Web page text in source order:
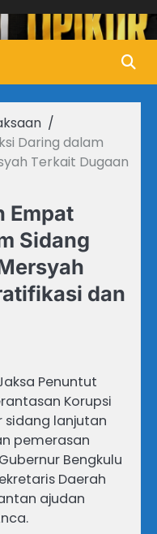
Daring dalam
Terkait Dugaan
Empat
Sidang
dan
Penuntut
Korupsi
sidang lanjutan
pemerasan
Bengkulu
Daerah
ajudan